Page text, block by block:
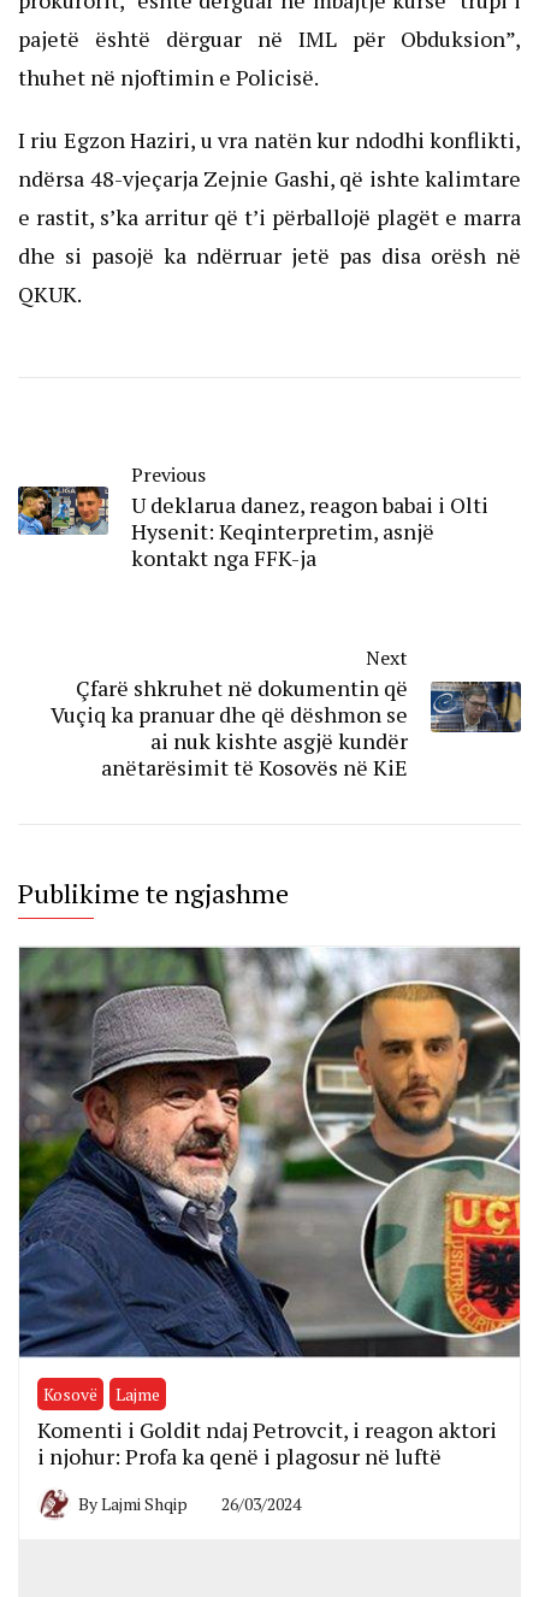
pajetë është dërguar në IML për Obduksion”,
thuhet në njoftimin e Policisë.
I riu Egzon Haziri, u vra natën kur ndodhi konflikti,
ndërsa 48-vjeçarja Zejnie Gashi, që ishte kalimtare
e rastit, s’ka arritur që t’i përballojë plagët e marra
dhe si pasojë ka ndërruar jetë pas disa orësh në
QKUK.
Previous
U deklarua danez, reagon babai i Olti
Hysenit: Keqinterpretim, asnjë
kontakt nga FFK-ja
Next
Çfarë shkruhet në dokumentin që
Vuçiq ka pranuar dhe që dëshmon se
ai nuk kishte asgjë kundër
anëtarësimit të Kosovës në KiE
Publikime te ngjashme
Kosovë Lajme
Komenti i Goldit ndaj Petrovcit, i reagon aktori
i njohur: Profa ka qenë i plagosur në luftë
ByLajmi Shqip 26/03/2024